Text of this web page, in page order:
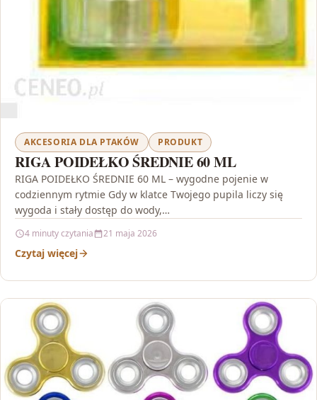
AKCESORIA DLA PTAKÓW PRODUKT
RIGA POIDEŁKO ŚREDNIE 60 ML
RIGA POIDEŁKO ŚREDNIE 60 ML – wygodne pojenie w
codziennym rytmie Gdy w klatce Twojego pupila liczy się
wygoda i stały dostęp do wody,…
4 minuty czytania 21 maja 2026
Czytaj więcej